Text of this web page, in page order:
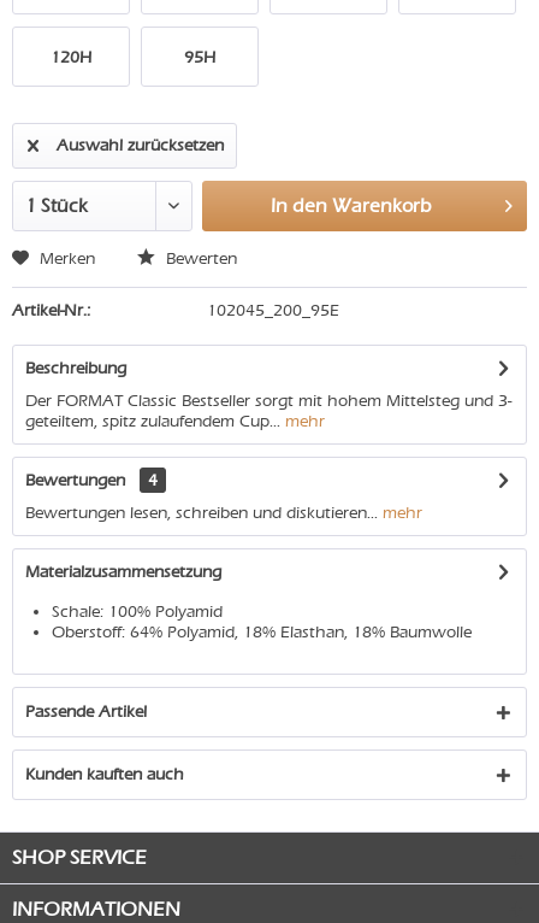
120H 95H
Auswahl zurücksetzen
In den Warenkorb
Merken Bewerten
Artikel-Nr.: 102045_200_95E
Beschreibung
Der FORMAT Classic Bestseller sorgt mit hohem Mittelsteg und 3-
geteiltem, spitz zulaufendem Cup... mehr
Bewertungen
4
Bewertungen lesen, schreiben und diskutieren... mehr
Materialzusammensetzung
Schale: 100% Polyamid
Oberstoff: 64% Polyamid, 18% Elasthan, 18% Baumwolle
Passende Artikel
Kunden kauften auch
SHOP SERVICE
INFORMATIONEN